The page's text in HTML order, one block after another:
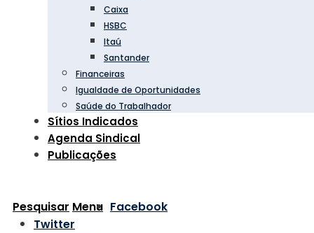
Caixa
HSBC
Itaú
Santander
Financeiras
Igualdade de Oportunidades
Saúde do Trabalhador
Sítios Indicados
Agenda Sindical
Publicações
Pesquisar Menu Facebook
Twitter